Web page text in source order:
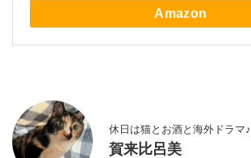
Amazon
休日は猫とお酒と海外ドラマ♪
賀来比呂美